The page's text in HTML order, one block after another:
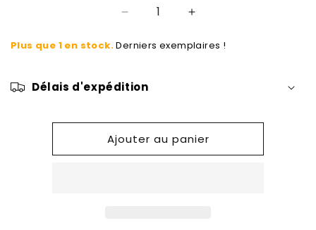
Réduire
quantité
JEU,
19/2022.
EXILS
Augmenter
quantité
19/2022.
EXILS
Plus que 1 en stock.Derniers exemplaires !
Délais d'expédition
Ajouter au panier